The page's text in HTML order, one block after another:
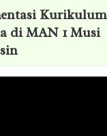
Kurikulum
di MAN 1 Musi